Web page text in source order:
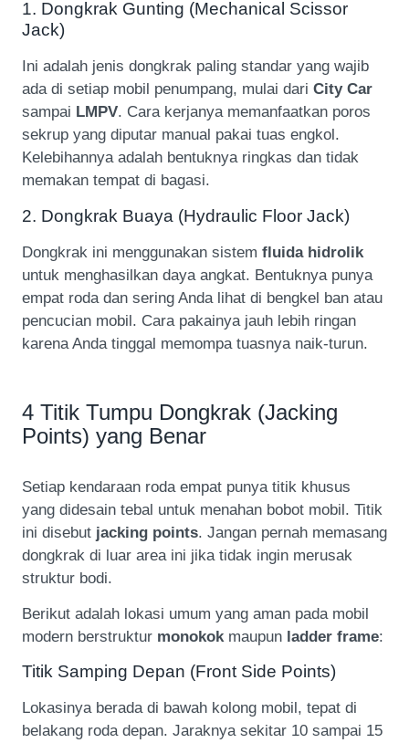
1. Dongkrak Gunting (Mechanical Scissor
Jack)
Ini adalah jenis dongkrak paling standar yang wajib
ada di setiap mobil penumpang, mulai dari City Car
sampai LMPV. Cara kerjanya memanfaatkan poros
sekrup yang diputar manual pakai tuas engkol.
Kelebihannya adalah bentuknya ringkas dan tidak
memakan tempat di bagasi.
2. Dongkrak Buaya (Hydraulic Floor Jack)
Dongkrak ini menggunakan sistem fluida hidrolik
untuk menghasilkan daya angkat. Bentuknya punya
empat roda dan sering Anda lihat di bengkel ban atau
pencucian mobil. Cara pakainya jauh lebih ringan
karena Anda tinggal memompa tuasnya naik-turun.
4 Titik Tumpu Dongkrak (Jacking
Points) yang Benar
Setiap kendaraan roda empat punya titik khusus
yang didesain tebal untuk menahan bobot mobil. Titik
ini disebut jacking points. Jangan pernah memasang
dongkrak di luar area ini jika tidak ingin merusak
struktur bodi.
Berikut adalah lokasi umum yang aman pada mobil
modern berstruktur monokokmaupun ladder frame:
Titik Samping Depan (Front Side Points)
Lokasinya berada di bawah kolong mobil, tepat di
belakang roda depan. Jaraknya sekitar 10 sampai 15